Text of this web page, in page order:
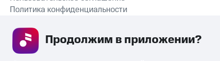
СКАЧАТЬ ПРИЛОЖЕНИЕ
Политика конфиденциальности